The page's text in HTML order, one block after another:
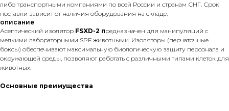
либо транспортными компаниями по всей России и странам СНГ. Срок
поставки зависит от наличия оборудования на складе.
описание
Асептический изолятор FSXD-2 предназначен для манипуляций с
мелкими лабораторными SPF животными. Изоляторы (перчаточные
боксы) обеспечивают максимальную биологическую защиту персонала и
окружающей среды, позволяют работать с различными типами клеток для
животных.
Основные преимущества